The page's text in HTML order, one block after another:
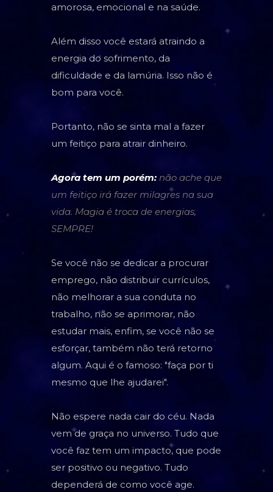
amorosa, emocional e na saúde.
Além disso você estará atraindo a
energia do sofrimento, da
dificuldade e da lamúria. Isso não é
bom para você.
Portanto, não se sinta mal a fazer
um feitiço para atrair dinheiro.
Agora tem um porém: não ache que
um feitiço irá fazer milagres na sua
vida. Magia é troca de energias,
SEMPRE!
Se você não se dedicar a procurar
emprego, não distribuir currículos,
não melhorar a sua conduta no
trabalho, não se aprimorar, não
estudar mais, enfim, se você não se
esforçar, também não terá retorno
algum. Aqui é o famoso: "faça por ti
mesmo que lhe ajudarei".
Não espere nada cair do céu. Nada
vem de graça no universo. Tudo que
você faz tem um impacto, que pode
ser positivo ou negativo. Tudo
dependerá de como você age.